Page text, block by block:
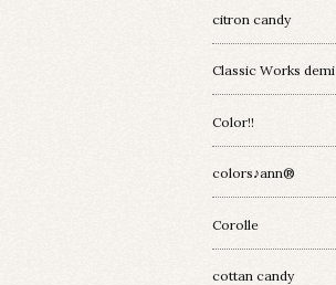
citron candy
Classic Works demi
Color!!
colors♪ann®︎
Corolle
cottan candy